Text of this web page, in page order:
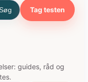
Tag testen
guides, råd og